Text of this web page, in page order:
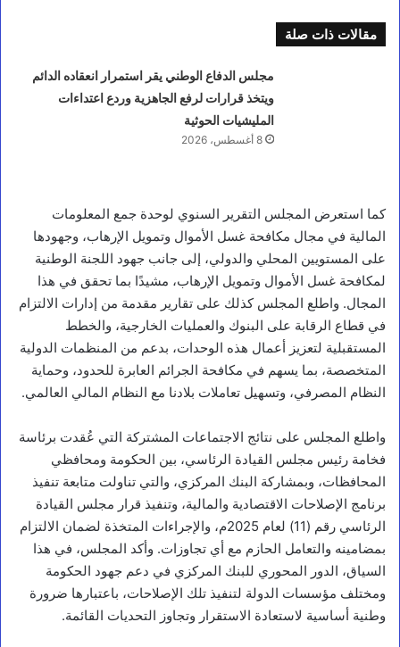
مقالات ذات صلة
مجلس الدفاع الوطني يقر استمرار انعقاده الدائم
ويتخذ قرارات لرفع الجاهزية وردع اعتداءات
المليشيات الحوثية
8 أغسطس، 2026
كما استعرض المجلس التقرير السنوي لوحدة جمع المعلومات
المالية في مجال مكافحة غسل الأموال وتمويل الإرهاب، وجهودها
على المستويين المحلي والدولي، إلى جانب جهود اللجنة الوطنية
لمكافحة غسل الأموال وتمويل الإرهاب، مشيدًا بما تحقق في هذا
المجال. واطلع المجلس كذلك على تقارير مقدمة من إدارات الالتزام
في قطاع الرقابة على البنوك والعمليات الخارجية، والخطط
المستقبلية لتعزيز أعمال هذه الوحدات، بدعم من المنظمات الدولية
المتخصصة، بما يسهم في مكافحة الجرائم العابرة للحدود، وحماية
النظام المصرفي، وتسهيل تعاملات بلادنا مع النظام المالي العالمي.
واطلع المجلس على نتائج الاجتماعات المشتركة التي عُقدت برئاسة
فخامة رئيس مجلس القيادة الرئاسي، بين الحكومة ومحافظي
المحافظات، وبمشاركة البنك المركزي، والتي تناولت متابعة تنفيذ
برنامج الإصلاحات الاقتصادية والمالية، وتنفيذ قرار مجلس القيادة
الرئاسي رقم (11) لعام 2025م، والإجراءات المتخذة لضمان الالتزام
بمضامينه والتعامل الحازم مع أي تجاوزات. وأكد المجلس، في هذا
السياق، الدور المحوري للبنك المركزي في دعم جهود الحكومة
ومختلف مؤسسات الدولة لتنفيذ تلك الإصلاحات، باعتبارها ضرورة
وطنية أساسية لاستعادة الاستقرار وتجاوز التحديات القائمة.